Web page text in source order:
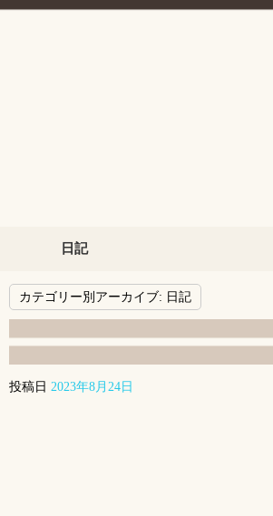
日記
カテゴリー別アーカイブ: 日記
投稿日 2023年8月24日